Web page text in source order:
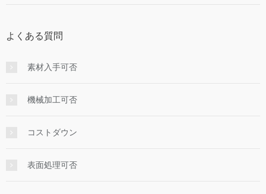
よくある質問
素材入手可否
機械加工可否
コストダウン
表面処理可否